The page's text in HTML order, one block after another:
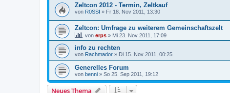
Zeltcon 2012 - Termin, Zeltkauf
von R0SSI » Fr 18. Nov 2011, 13:30
Zeltcon: Umfrage zu weiterem Gemeinschaftszelt
von erps » Mi 23. Nov 2011, 17:09
info zu rechten
von Rachmador » Di 15. Nov 2011, 00:25
Generelles Forum
von benni » So 25. Sep 2011, 19:12
Neues Thema